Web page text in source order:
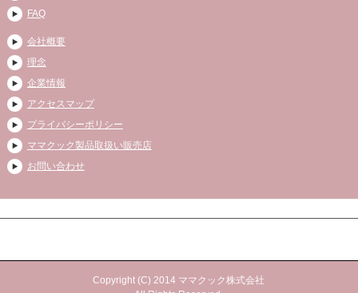
FAQ
会社概要
理念
企業情報
アクセスマップ
プライバシーポリシー
ママクック製品取扱い販売店
お問い合わせ
Copyright (C) 2014 ママクック株式会社